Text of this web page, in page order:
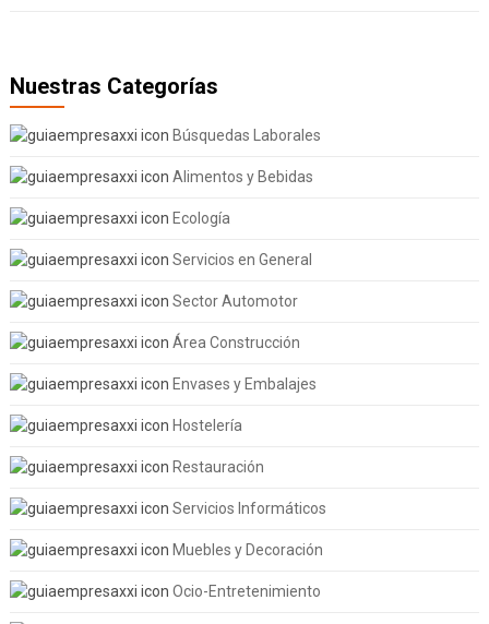
Nuestras Categorías
Búsquedas Laborales
Alimentos y Bebidas
Ecología
Servicios en General
Sector Automotor
Área Construcción
Envases y Embalajes
Hostelería
Restauración
Servicios Informáticos
Muebles y Decoración
Ocio-Entretenimiento